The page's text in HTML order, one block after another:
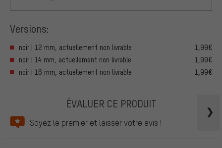
Versions:
noir | 12 mm, actuellement non livrable
1,99€
noir | 14 mm, actuellement non livrable
1,99€
noir | 16 mm, actuellement non livrable
1,99€
ÉVALUER CE PRODUIT
Soyez le premier et laisser votre avis !